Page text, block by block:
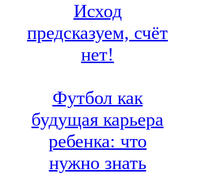
Исход
предсказуем, счёт
нет!
Футбол как
будущая карьера
ребенка: что
нужно знать